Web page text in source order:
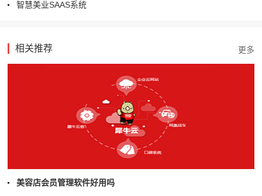
智慧美业SAAS系统
相关推荐
美容店会员管理软件好用吗